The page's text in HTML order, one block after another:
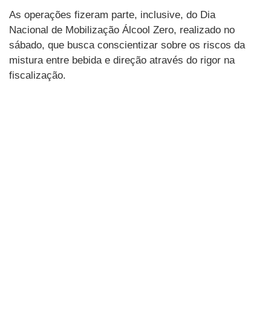
As operações fizeram parte, inclusive, do Dia
Nacional de Mobilização Álcool Zero, realizado no
sábado, que busca conscientizar sobre os riscos da
mistura entre bebida e direção através do rigor na
fiscalização.